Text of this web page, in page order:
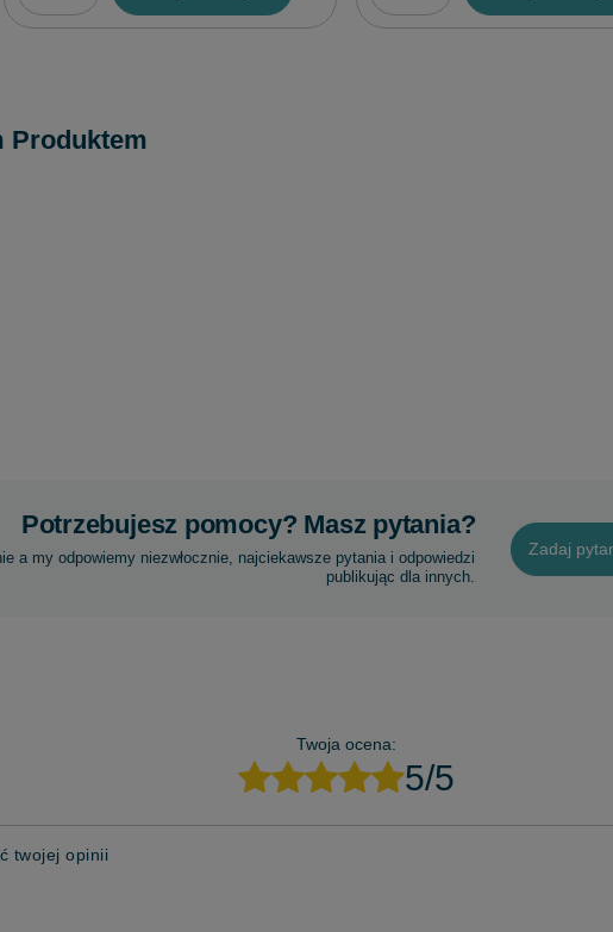
Produktem
Potrzebujesz pomocy? Masz pytania?
a my odpowiemy niezwłocznie, najciekawsze pytania i odpowiedzi
publikując dla innych.
Zadaj
Twoja ocena:
5/5
twojej opinii